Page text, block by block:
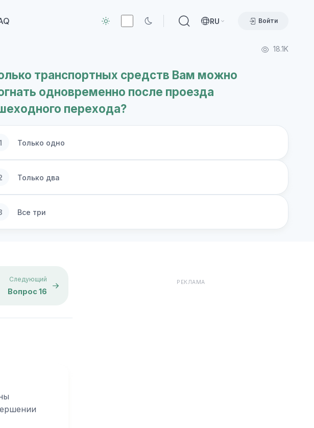
RU Войти
18.1K
транспортных средств Вам можно
одновременно после проезда
перехода?
Только одно
Только два
Все три
Следующий
Вопрос 16
РЕКЛАМА